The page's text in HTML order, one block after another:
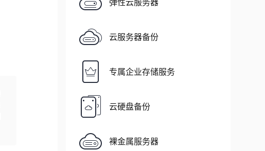
弹性云服务器
云服务器备份
专属企业存储服务
云硬盘备份
裸金属服务器